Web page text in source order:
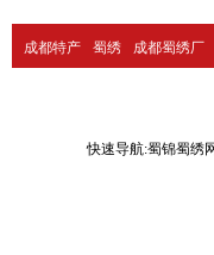
成都特产 蜀绣 成都蜀绣厂
快速导航:蜀锦蜀绣